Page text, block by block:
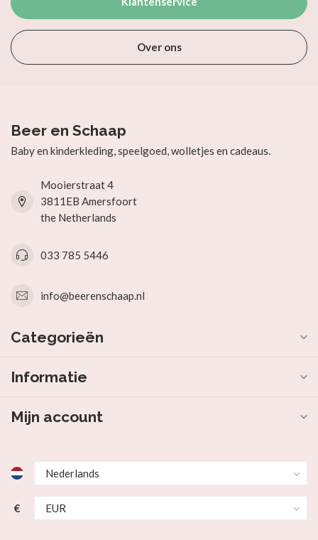
Over ons
Beer en Schaap
Baby en kinderkleding, speelgoed, wolletjes en cadeaus.
Mooierstraat 4
3811EB Amersfoort
the Netherlands
033 785 5446
info@beerenschaap.nl
Categorieën
Informatie
Mijn account
€